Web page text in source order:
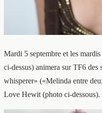
Mardi 5 septembre et les
ci-dessus) animera sur TF6 des
whisperer» («Melinda entre
Love Hewit (photo ci-dessous).